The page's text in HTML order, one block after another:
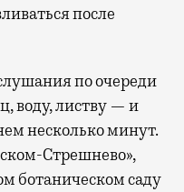
после
по очереди
воду, листву — и
несколько минут.
Стрешнево»,
ботаническом саду